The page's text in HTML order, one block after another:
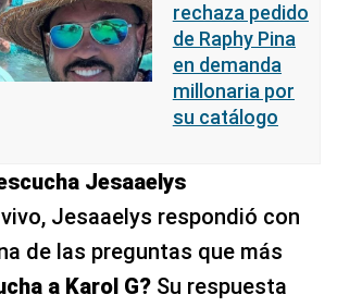
rechaza pedido
de Raphy Pina
en demanda
millonaria por
su catálogo
Jesaaelys
Jesaaelys respondió con
de las preguntas que más
a Karol G? Su respuesta